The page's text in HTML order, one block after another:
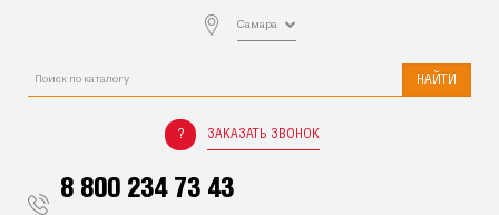
Самара
НАЙТИ
ЗАКАЗАТЬ ЗВОНОК
8 800 234 73 43